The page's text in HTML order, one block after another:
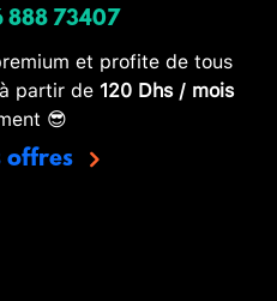
888 73407
et profite de tous
partir de 120 Dhs / mois
😎
offres